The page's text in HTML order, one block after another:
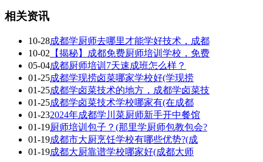
相关资讯
10-28成都学厨师去哪里才能学好技术，成都
10-02 【揭秘】成都免费厨师培训学校，免费
05-04成都厨师培训7天速成班怎么样？
01-25成都学现捞卤菜哪家学校好(学现捞
01-25成都学卤菜技术的地方，成都学卤菜技
01-25成都学卤菜技术学校哪家有(在成都
01-232024年成都学川菜厨师新手开中餐馆
01-19厨师培训包子？(那里学厨师包教包会?
01-19成都市大厨烹饪学校有哪些优势?(成
01-19成都大厨靠谱学校哪家好(成都大师